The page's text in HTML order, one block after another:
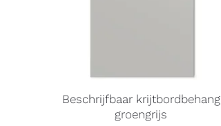
Beschrijfbaar krijtbordbehang
groengrijs